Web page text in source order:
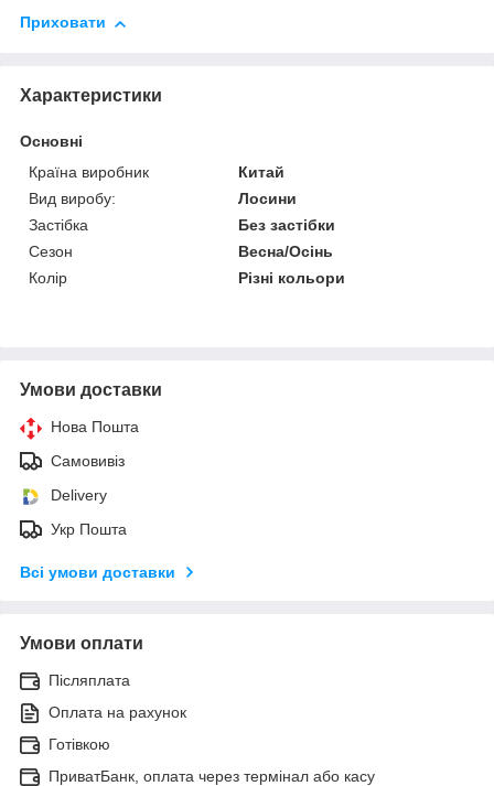
Приховати
Характеристики
Основні
Країна виробник
Китай
Вид виробу:
Лосини
Застібка
Без застібки
Сезон
Весна/Осінь
Колір
Різні кольори
Умови доставки
Нова Пошта
Самовивіз
Delivery
Укр Пошта
Всі умови доставки
Умови оплати
Післяплата
Оплата на рахунок
Готівкою
ПриватБанк, оплата через термінал або касу